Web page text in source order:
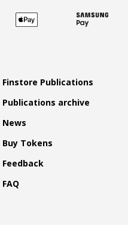
Finstore Publications
Publications archive
News
Buy Tokens
Feedback
FAQ